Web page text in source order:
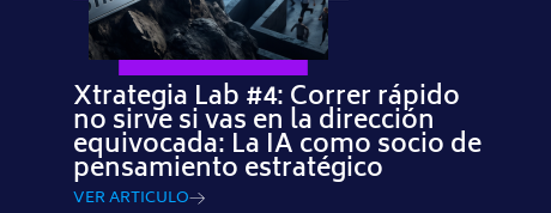
Xtrategia Lab #4: Correr rápido
no sirve si vas en la dirección
equivocada: La IA como socio de
pensamiento estratégico
VER ARTICULO